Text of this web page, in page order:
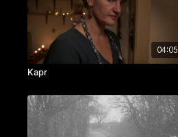
04:05
Kapr